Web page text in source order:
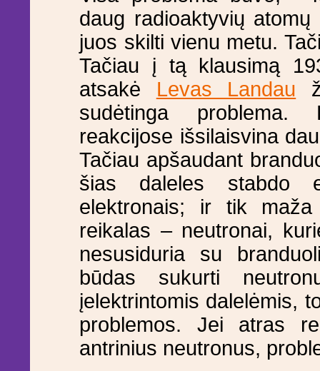
daug radioaktyvių
juos skilti vienu metu.
Tačiau į tą klausimą
atsakė Levas Landau
sudėtinga problema.
reakcijose išsilaisvina
Tačiau apšaudant
šias daleles stabdo
elektronais; ir tik
reikalas – neutronai,
nesusiduria su
būdas sukurti
įelektrintomis dalelėmis,
problemos. Jei atras
antrinius neutronus,